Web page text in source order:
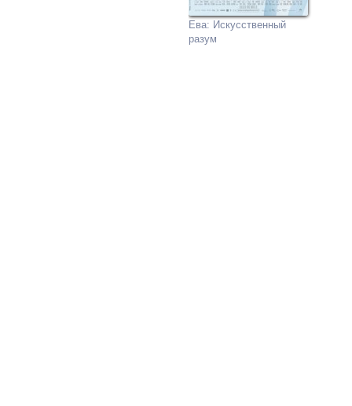
Ева: Искусственный
разум